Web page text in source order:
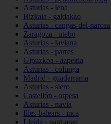
Asturias - lena
Bizkaia - galdakao
Asturias - cangas-del-narcea
Zaragoza - utebo
Asturias - laviana
Asturias - parres
Gipuzkoa - azpeitia
Asturias - colunga
Madrid - guadarrama
Asturias - siero
Castellón - orpesa
Asturias - navia
Illes-balears - inca
Lleida - naut-aran